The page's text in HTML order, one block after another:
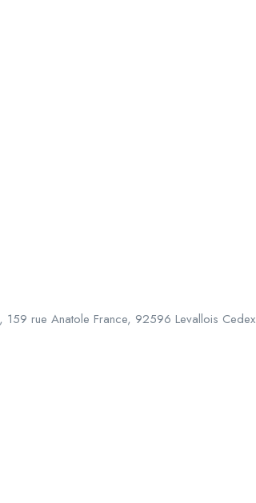
159 rue Anatole France, 92596 Levallois Cedex